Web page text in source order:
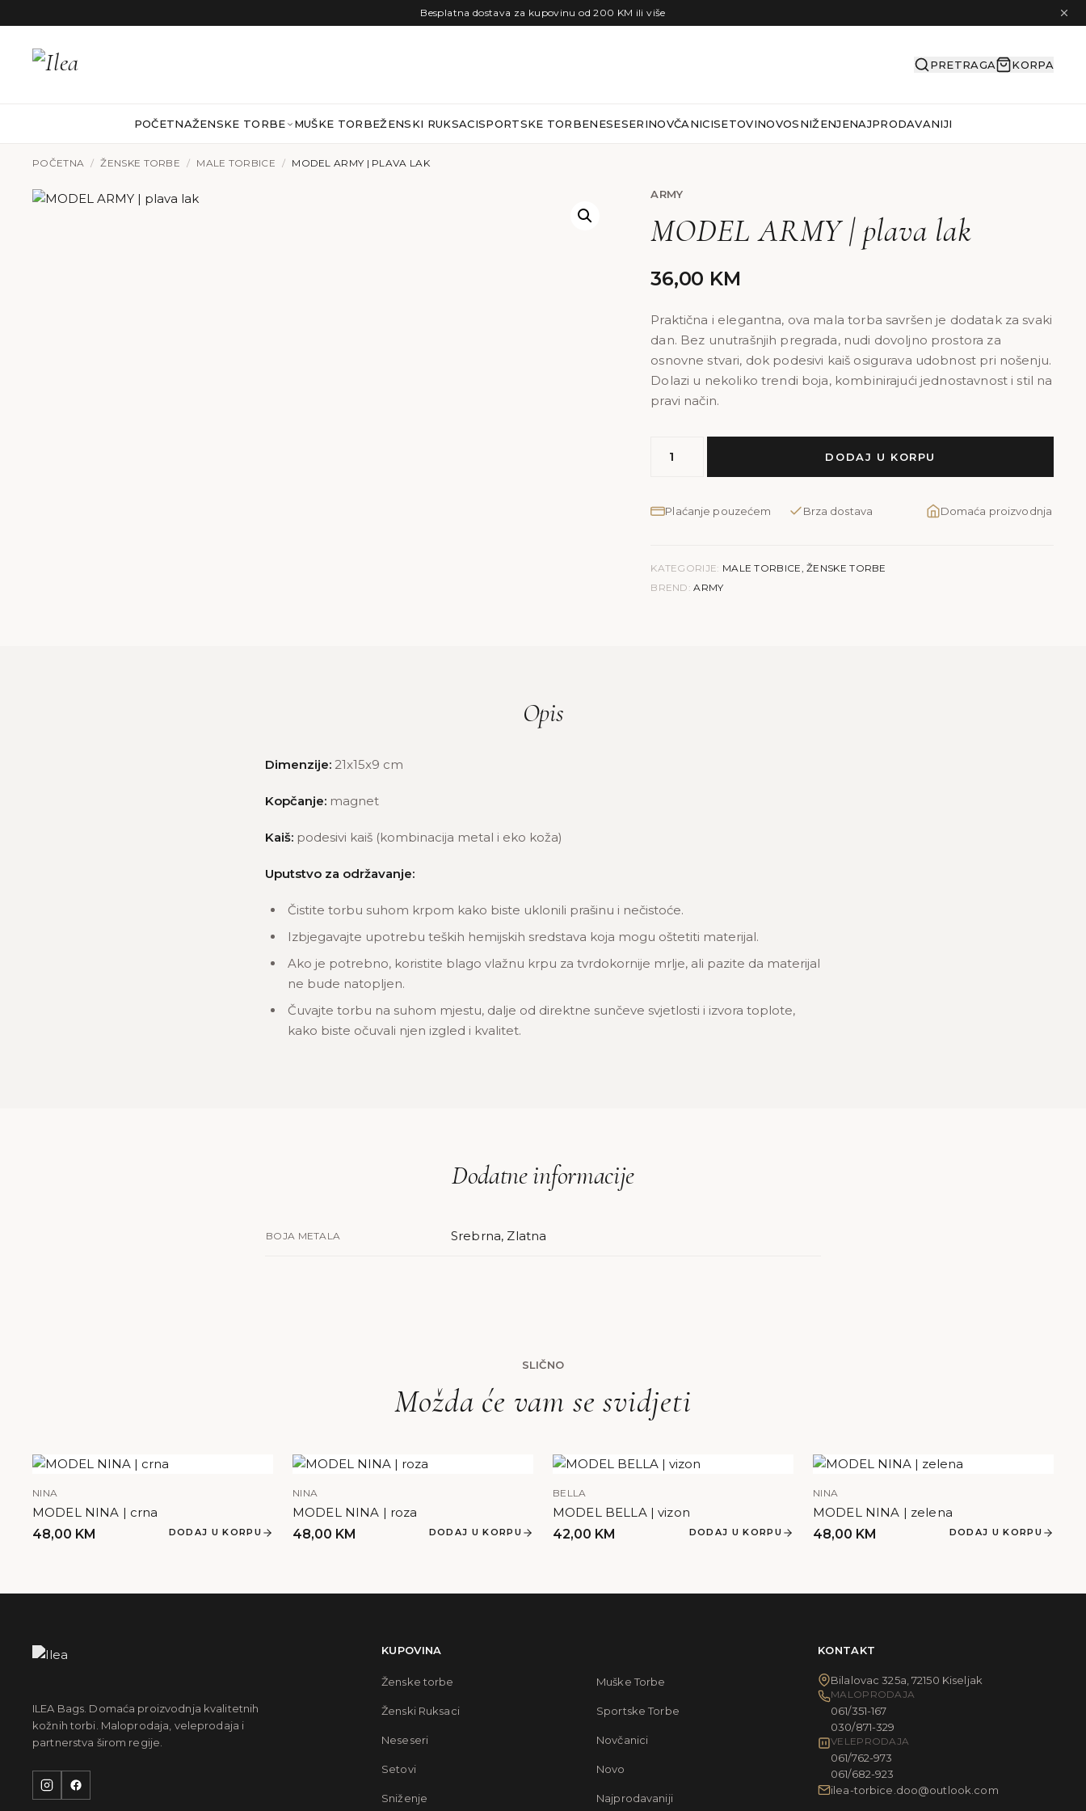
Besplatna dostava za kupovinu od 200 KM ili više
PRETRAGA KORPA
POČETNAŽENSKE TORBE MUŠKE TORBEŽENSKI RUKSACISPORTSKE TORBENESESERINOVČANICISETOVINOVOSNIŽENJENAJPRODAVANIJI
POČETNA / ŽENSKE TORBE / MALE TORBICE / MODEL ARMY | PLAVA LAK
ARMY
MODEL ARMY | plava lak
36,00 KM
Praktična i elegantna, ova mala torba savršen je dodatak za svaki
dan. Bez unutrašnjih pregrada, nudi dovoljno prostora za
osnovne stvari, dok podesivi kaiš osigurava udobnost pri nošenju.
Dolazi u nekoliko trendi boja, kombinirajući jednostavnost i stil na
pravi način.
ARMY
plava
DODAJ U KORPU
Plaćanje pouzećem Brza dostava Domaća proizvodnja
KATEGORIJE: MALE TORBICE,ŽENSKE TORBE
BREND: ARMY
Opis
Dimenzije: 21x15x9 cm
Kopčanje: magnet
Kaiš: podesivi kaiš (kombinacija metal i eko koža)
Uputstvo za održavanje:
Čistite torbu suhom krpom kako biste uklonili prašinu i nečistoće.
Izbjegavajte upotrebu teških hemijskih sredstava koja mogu oštetiti materijal.
Ako je potrebno, koristite blago vlažnu krpu za tvrdokornije mrlje, ali pazite da materijal
ne bude natopljen.
Čuvajte torbu na suhom mjestu, dalje od direktne sunčeve svjetlosti i izvora toplote,
kako biste očuvali njen izgled i kvalitet.
Dodatne informacije
BOJA METALA Srebrna, Zlatna
SLIČNO
Možda će vam se svidjeti
NINA
MODEL NINA | crna
48,00 KM DODAJ U KORPU
NINA
MODEL NINA | roza
48,00 KM DODAJ U KORPU
BELLA
MODEL BELLA | vizon
42,00 KM DODAJ U KORPU
NINA
MODEL NINA | zelena
48,00 KM DODAJ U KORPU
ILEA Bags. Domaća proizvodnja kvalitetnih
kožnih torbi. Maloprodaja, veleprodaja i
partnerstva širom regije.
KUPOVINA
Ženske torbe Muške Torbe
Ženski Ruksaci Sportske Torbe
Neseseri Novčanici
Setovi Novo
Sniženje Najprodavaniji
KONTAKT
Bilalovac 325a, 72150 Kiseljak
MALOPRODAJA
061/351-167
030/871-329
VELEPRODAJA
061/762-973
061/682-923
ilea-torbice.doo@outlook.com